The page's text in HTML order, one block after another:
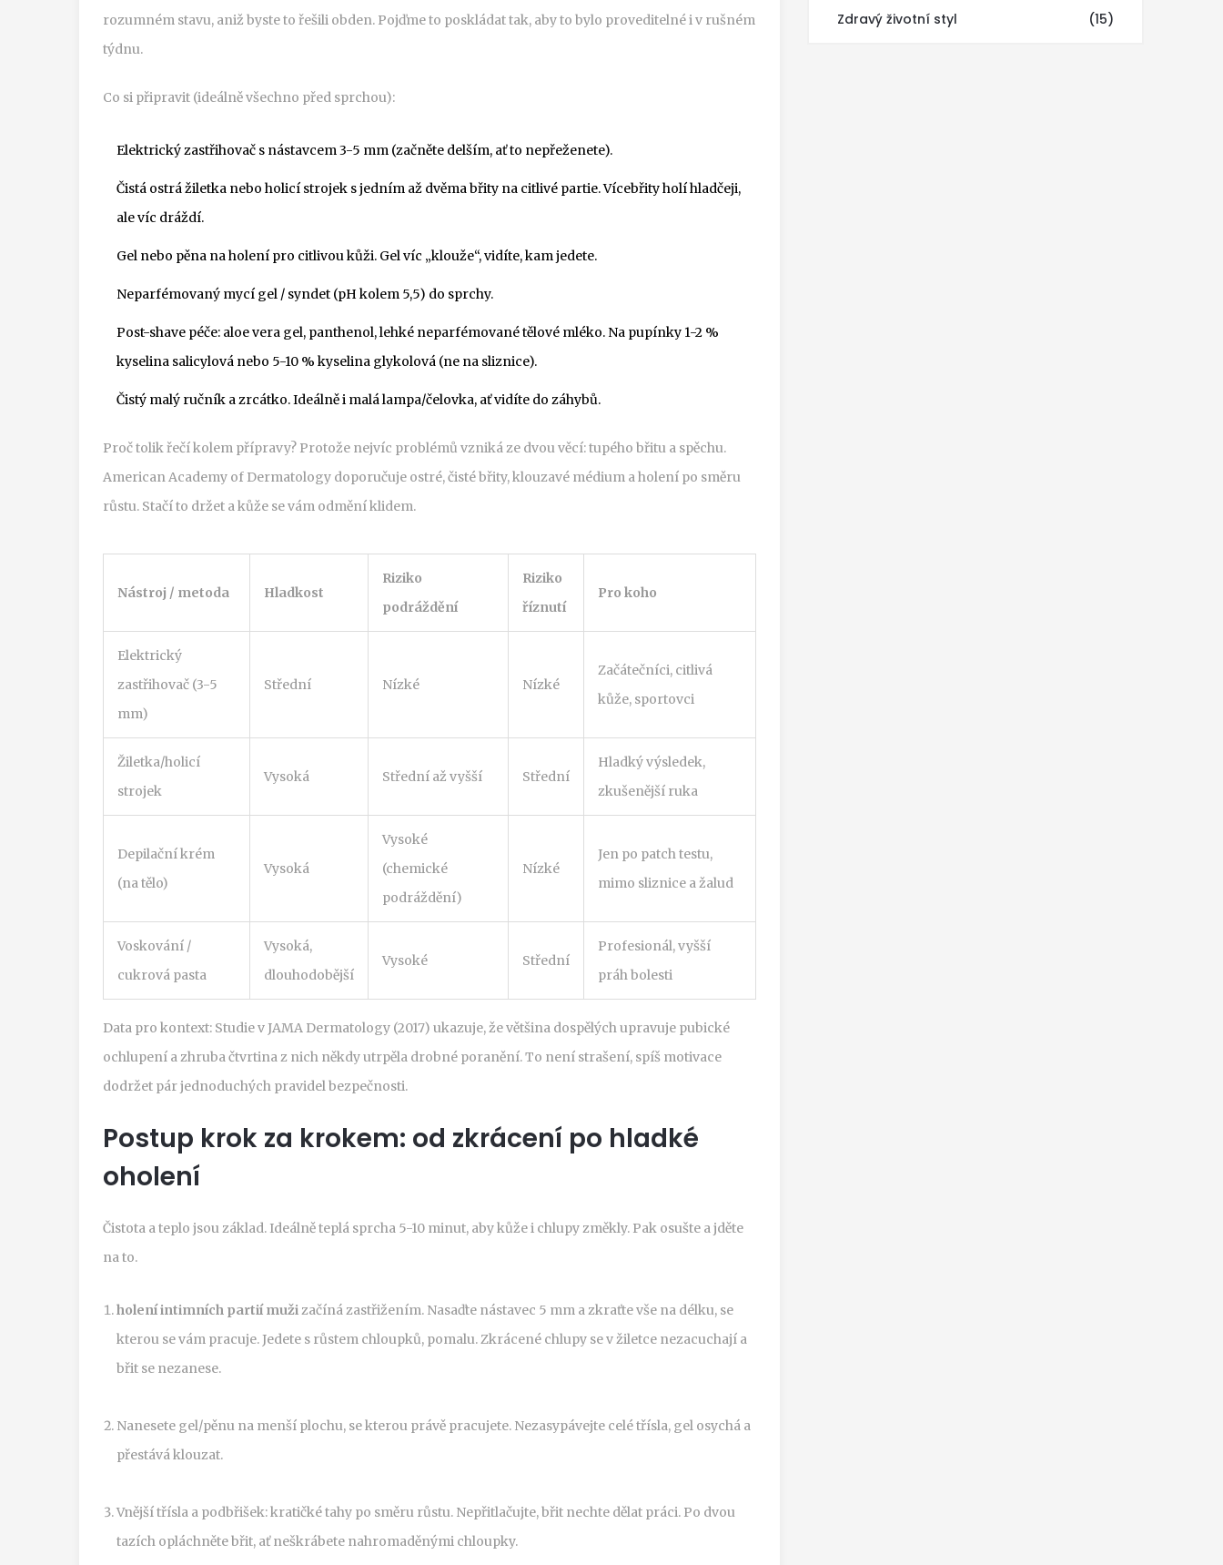
rozumném stavu, aniž byste to řešili obden. Pojďme to poskládat tak, aby to bylo proveditelné i v rušném
týdnu.
Co si připravit (ideálně všechno před sprchou):
Elektrický zastřihovač s nástavcem 3-5 mm (začněte delším, ať to nepřeženete).
Čistá ostrá žiletka nebo holicí strojek s jedním až dvěma břity na citlivé partie. Vícebřity holí hladčeji,
ale víc dráždí.
Gel nebo pěna na holení pro citlivou kůži. Gel víc „klouže“, vidíte, kam jedete.
Neparfémovaný mycí gel / syndet (pH kolem 5,5) do sprchy.
Post-shave péče: aloe vera gel, panthenol, lehké neparfémované tělové mléko. Na pupínky 1-2 %
kyselina salicylová nebo 5-10 % kyselina glykolová (ne na sliznice).
Čistý malý ručník a zrcátko. Ideálně i malá lampa/čelovka, ať vidíte do záhybů.
Proč tolik řečí kolem přípravy? Protože nejvíc problémů vzniká ze dvou věcí: tupého břitu a spěchu.
American Academy of Dermatology doporučuje ostré, čisté břity, klouzavé médium a holení po směru
růstu. Stačí to držet a kůže se vám odmění klidem.
Nástroj / metoda Hladkost
Riziko
podráždění
Riziko
říznutí
Pro koho
Elektrický
zastřihovač (3-5
mm)
Střední Nízké Nízké
Začátečníci, citlivá
kůže, sportovci
Žiletka/holicí
strojek
Vysoká Střední až vyšší Střední
Hladký výsledek,
zkušenější ruka
Depilační krém
(na tělo)
Vysoká
Vysoké
(chemické
podráždění)
Nízké
Jen po patch testu,
mimo sliznice a žalud
Voskování /
cukrová pasta
Vysoká,
dlouhodobější
Vysoké Střední
Profesionál, vyšší
práh bolesti
Data pro kontext: Studie v JAMA Dermatology (2017) ukazuje, že většina dospělých upravuje pubické
ochlupení a zhruba čtvrtina z nich někdy utrpěla drobné poranění. To není strašení, spíš motivace
dodržet pár jednoduchých pravidel bezpečnosti.
Postup krok za krokem: od zkrácení po hladké
oholení
Čistota a teplo jsou základ. Ideálně teplá sprcha 5-10 minut, aby kůže i chlupy změkly. Pak osušte a jděte
na to.
holení intimních partií mužizačíná zastřižením. Nasaďte nástavec 5 mm a zkraťte vše na délku, se
kterou se vám pracuje. Jedete s růstem chloupků, pomalu. Zkrácené chlupy se v žiletce nezacuchají a
břit se nezanese.
Nanesete gel/pěnu na menší plochu, se kterou právě pracujete. Nezasypávejte celé třísla, gel osychá a
přestává klouzat.
Vnější třísla a podbřišek: kratičké tahy po směru růstu. Nepřitlačujte, břit nechte dělat práci. Po dvou
tazích opláchněte břit, ať neškrábete nahromaděnými chloupky.
Zdravý životní styl (15)